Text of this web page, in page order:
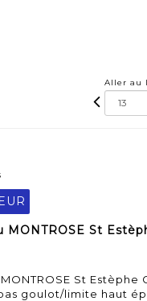
Aller au
MONTROSE St
St Estèphe
goulot/limite haut